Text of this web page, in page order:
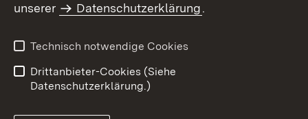
unserer
Datenschutzerklärung.
Technisch notwendige Cookies
Drittanbieter-Cookies (Siehe
Datenschutzerklärung.)